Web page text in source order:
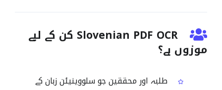
Slovenian PDF OCR کن کے لیے
موزوں ہے؟
طلبہ اور محققین جو سلووینیئن زبان کے